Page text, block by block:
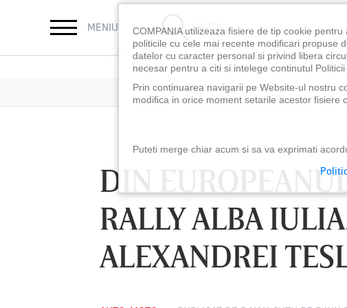
MENIU CAUTĂ
DIN
RALLY ALBA
ALEXANDREI
COMPANIA utilizeaza fisiere de tip cookie
politicile cu cele mai recente modificari propuse
datelor cu caracter personal si privind libera
necesar pentru a citi si intelege continutul Politicii
Prin continuarea navigarii pe Website-ul nostru
modifica in orice moment setarile acestor fisiere
Puteti merge chiar acum si sa va exprimati